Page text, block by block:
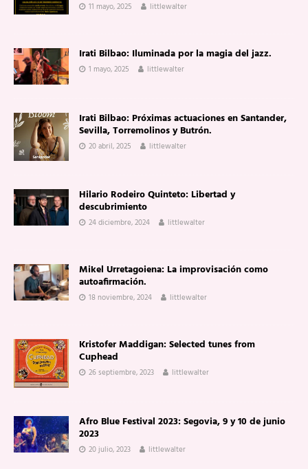
11 mayo, 2025 littlewalter
Irati Bilbao: Iluminada por la magia del jazz.
1 mayo, 2025 littlewalter
Irati Bilbao: Próximas actuaciones en Santander,
Sevilla, Torremolinos y Butrón.
20 abril, 2025 littlewalter
Hilario Rodeiro Quinteto: Libertad y
descubrimiento
24 diciembre, 2024 littlewalter
Mikel Urretagoiena: La improvisación como
autoafirmación.
18 noviembre, 2024 littlewalter
Kristofer Maddigan: Selected tunes from
Cuphead
26 septiembre, 2023 littlewalter
Afro Blue Festival 2023: Segovia, 9 y 10 de junio
2023
20 julio, 2023 littlewalter